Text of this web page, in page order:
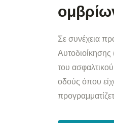
Σε συνέχεια
του
οδούς όπου